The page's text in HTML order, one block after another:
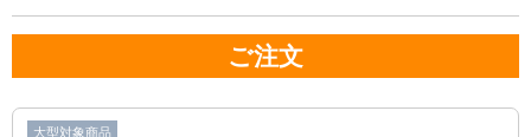
ご注文
大型対象商品